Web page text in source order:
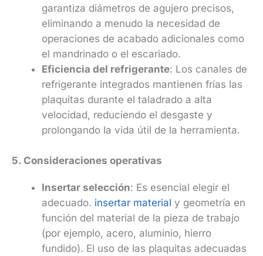
garantiza diámetros de agujero precisos,
eliminando a menudo la necesidad de
operaciones de acabado adicionales como
el mandrinado o el escariado.
Eficiencia del refrigerante: Los canales de
refrigerante integrados mantienen frías las
plaquitas durante el taladrado a alta
velocidad, reduciendo el desgaste y
prolongando la vida útil de la herramienta.
5. Consideraciones operativas
Insertar selección: Es esencial elegir el
adecuado. insertar material y geometría en
función del material de la pieza de trabajo
(por ejemplo, acero, aluminio, hierro
fundido). El uso de las plaquitas adecuadas